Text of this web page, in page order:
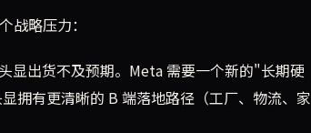
战略压力：
显出货不及预期。Meta 需要一个新的"长期硬
拥有更清晰的 B 端落地路径（工厂、物流、家